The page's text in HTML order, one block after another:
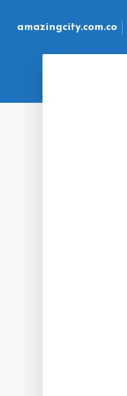
amazingcity.com.co